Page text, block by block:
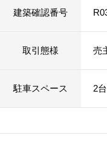
建築確認番号
取引態様 売
駐車スペース 2台